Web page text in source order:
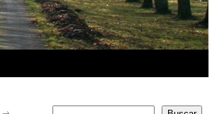
→